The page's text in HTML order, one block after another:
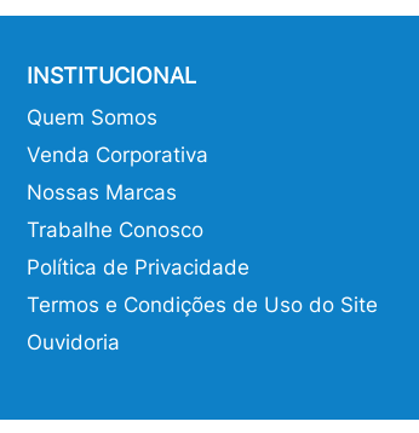
INSTITUCIONAL
Quem Somos
Venda Corporativa
Nossas Marcas
Trabalhe Conosco
Política de Privacidade
Termos e Condições de Uso do Site
Ouvidoria